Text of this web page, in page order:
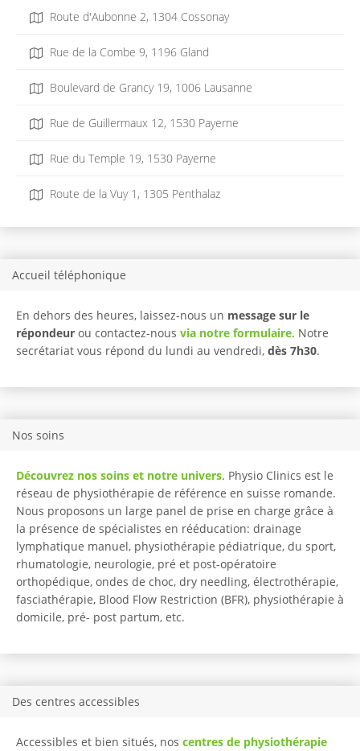
Route d'Aubonne 2, 1304 Cossonay
Rue de la Combe 9, 1196 Gland
Boulevard de Grancy 19, 1006 Lausanne
Rue de Guillermaux 12, 1530 Payerne
Rue du Temple 19, 1530 Payerne
Route de la Vuy 1, 1305 Penthalaz
Accueil téléphonique
En dehors des heures, laissez-nous un message sur le
répondeurou contactez-nous via notre formulaire. Notre
secrétariat vous répond du lundi au vendredi, dès 7h30.
Nos soins
Découvrez nos soins et notre univers. Physio Clinics est le
réseau de physiothérapie de référence en suisse romande.
Nous proposons un large panel de prise en charge grâce à
la présence de spécialistes en rééducation: drainage
lymphatique manuel, physiothérapie pédiatrique, du sport,
rhumatologie, neurologie, pré et post-opératoire
orthopédique, ondes de choc, dry needling, électrothérapie,
fasciathérapie, Blood Flow Restriction (BFR), physiothérapie à
domicile, pré- post partum, etc.
Des centres accessibles
Accessibles et bien situés, nos centres de physiothérapie